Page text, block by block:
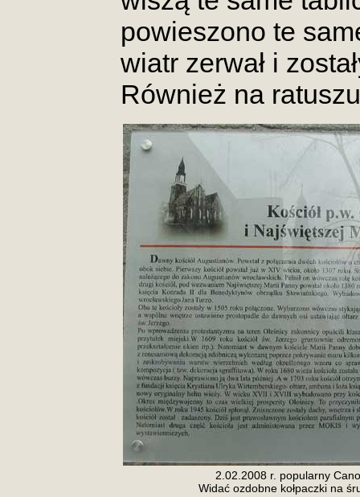
powieszono te
wiatr zerwał i
Również na
2.02.2008 r. popularny
Widać ozdobne kołpaczki na